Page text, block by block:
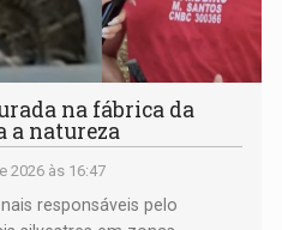
na fábrica da
a natureza
2026 às 16:47
responsáveis pelo